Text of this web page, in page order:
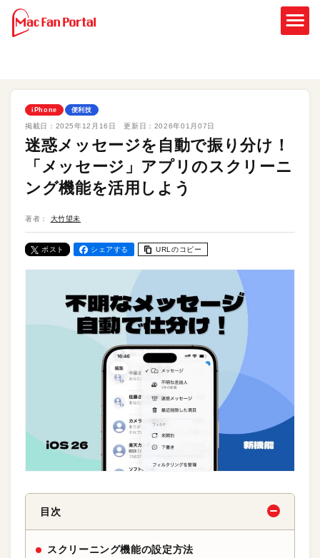
iPhone 便利技
掲載日： 2025年12月16日 更新日： 2026年01月07日
迷惑メッセージを自動で振り分け！
「メッセージ」アプリのスクリーニ
ング機能を活用しよう
著者： 大竹望未
ポスト シェアする URLのコピー
目次
スクリーニング機能の設定方法